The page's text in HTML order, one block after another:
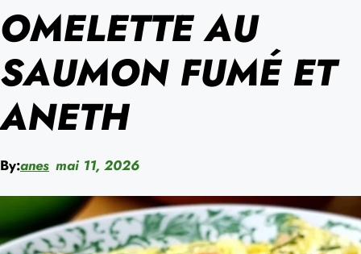
OMELETTE AU
SAUMON FUMÉ ET
ANETH
By:anes mai 11, 2026